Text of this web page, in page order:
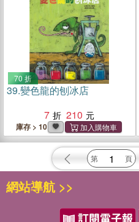
70 折
39.變色龍的刨冰店
7
210
庫存 > 10
網站導航 >>